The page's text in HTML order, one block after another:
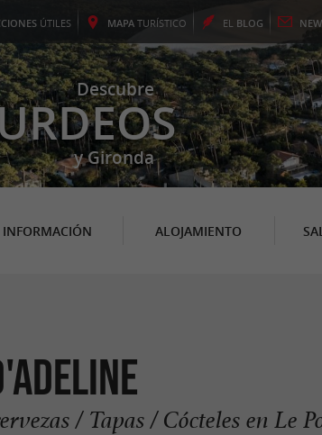
ÚTILES MAPA TURÍSTICO EL BLOG
Descubre
y Gironda
INFORMACIÓN ALOJAMIENTO
/ Tapas / Cócteles en Le